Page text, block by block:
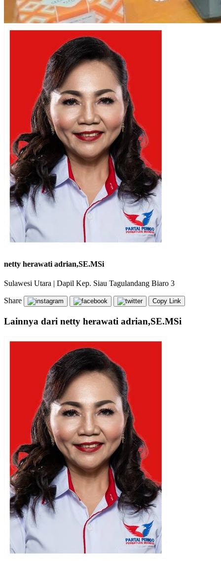
netty herawati adrian,SE.MSi
Sulawesi Utara | Dapil Kep. Siau Tagulandang Biaro 3
Share Copy Link
Lainnya dari netty herawati adrian,SE.MSi